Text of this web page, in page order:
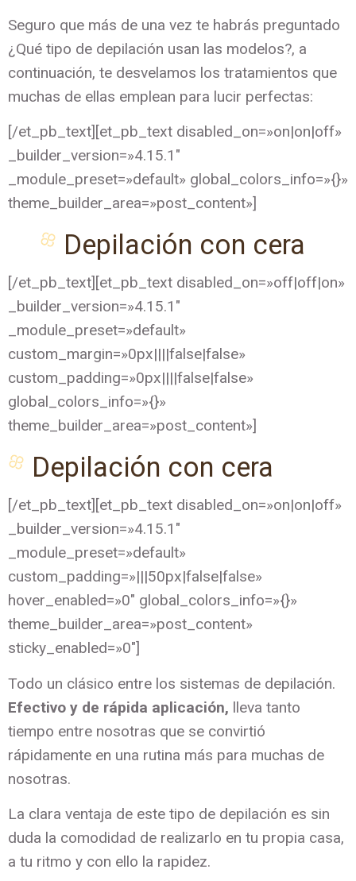
Seguro que más de una vez te habrás preguntado
¿Qué tipo de depilación usan las modelos?, a
continuación, te desvelamos los tratamientos que
muchas de ellas emplean para lucir perfectas:
[/et_pb_text][et_pb_text disabled_on=»on|on|off»
_builder_version=»4.15.1″
_module_preset=»default» global_colors_info=»{}»
theme_builder_area=»post_content»]
Depilación con cera
[/et_pb_text][et_pb_text disabled_on=»off|off|on»
_builder_version=»4.15.1″
_module_preset=»default»
custom_margin=»0px||||false|false»
custom_padding=»0px||||false|false»
global_colors_info=»{}»
theme_builder_area=»post_content»]
Depilación con cera
[/et_pb_text][et_pb_text disabled_on=»on|on|off»
_builder_version=»4.15.1″
_module_preset=»default»
custom_padding=»|||50px|false|false»
hover_enabled=»0″ global_colors_info=»{}»
theme_builder_area=»post_content»
sticky_enabled=»0″]
Todo un clásico entre los sistemas de depilación.
Efectivo y de rápida aplicación, lleva tanto
tiempo entre nosotras que se convirtió
rápidamente en una rutina más para muchas de
nosotras.
La clara ventaja de este tipo de depilación es sin
duda la comodidad de realizarlo en tu propia casa,
a tu ritmo y con ello la rapidez.